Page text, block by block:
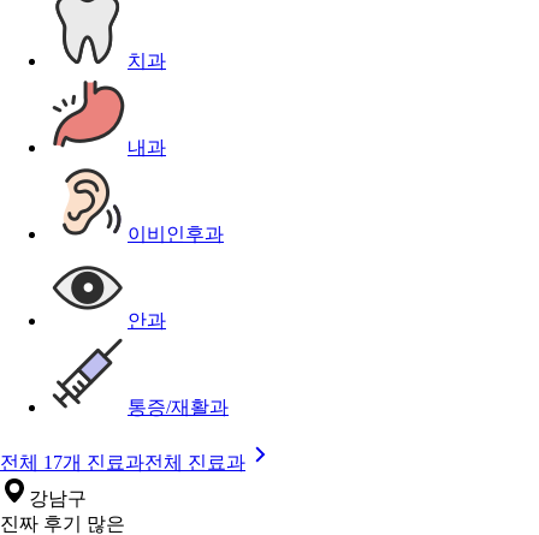
치과
내과
이비인후과
안과
통증/재활과
전체 17개 진료과전체 진료과
강남구
진짜 후기 많은